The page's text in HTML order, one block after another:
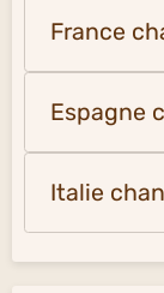
France
Espagne
Italie